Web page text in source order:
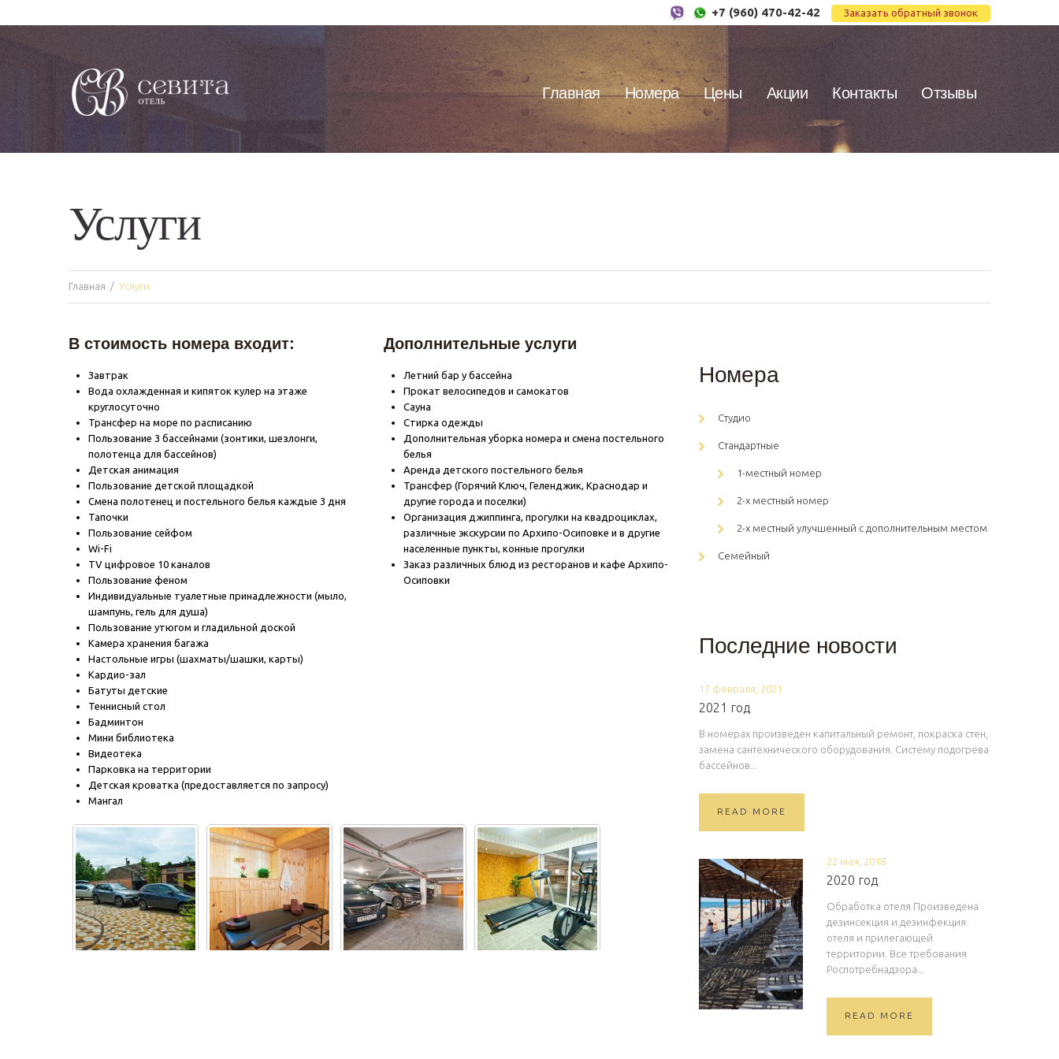
Заказать обратный звонок
+7 (960) 470-42-42
Главная Номера Цены Акции Контакты Отзывы
Услуги
Главная Услуги
В стоимость номера входит:
Завтрак
Вода охлажденная и кипяток кулер на этаже
круглосуточно
Трансфер на море по расписанию
Пользование 3 бассейнами (зонтики, шезлонги,
полотенца для бассейнов)
Детская анимация
Пользование детской площадкой
Смена полотенец и постельного белья каждые 3 дня
Тапочки
Пользование сейфом
Wi-Fi
TV цифровое 10 каналов
Пользование феном
Индивидуальные туалетные принадлежности (мыло,
шампунь, гель для душа)
Пользование утюгом и гладильной доской
Камера хранения багажа
Настольные игры (шахматы/шашки, карты)
Кардио-зал
Батуты детские
Теннисный стол
Бадминтон
Мини библиотека
Видеотека
Парковка на территории
Детская кроватка (предоставляется по запросу)
Мангал
Дополнительные услуги
Летний бар у бассейна
Прокат велосипедов и самокатов
Сауна
Стирка одежды
Дополнительная уборка номера и смена постельного
белья
Аренда детского постельного белья
Трансфер (Горячий Ключ, Геленджик, Краснодар и
другие города и поселки)
Организация джиппинга, прогулки на квадроциклах,
различные экскурсии по Архипо-Осиповке и в другие
населенные пункты, конные прогулки
Заказ различных блюд из ресторанов и кафе Архипо-
Осиповки
Номера
Студио
Стандартные
1-местный номер
2-х местный номер
2-х местный улучшенный с дополнительным местом
Семейный
Последние новости
17 февраля, 2021
2021 год
В номерах произведен капитальный ремонт, покраска стен,
замена сантехнического оборудования. Систему подогрева
бассейнов...
READ MORE
22 мая, 2018
2020 год
Обработка отеля Произведена
дезинсекция и дезинфекция
отеля и прилегающей
территории. Все требования
Роспотребнадзора...
READ MORE